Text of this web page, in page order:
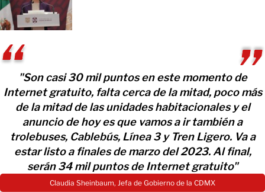
"Son casi 30 mil puntos en este momento de
Internet gratuito, falta cerca de la mitad, poco más
de la mitad de las unidades habitacionales y el
anuncio de hoy es que vamos a ir también a
trolebuses, Cablebús, Línea 3 y Tren Ligero. Va a
estar listo a finales de marzo del 2023. Al final,
serán 34 mil puntos de Internet gratuito"
Claudia Sheinbaum, Jefa de Gobierno de la CDMX